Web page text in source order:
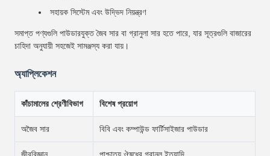
সহায়ক সিস্টেম এবং উদ্ভিদ নিয়ন্ত্রণ
সমাপ্ত পণ্যগুলি পাউডারযুক্ত জৈব সার বা গ্রানুলা সার হতে পারে, যার সূত্রগুলি বাজারের
চাহিদা অনুযায়ী সহজেই সামঞ্জস্য করা যায়।
অ্যাপ্লিকেশন
কাঁচামালের শ্রেণীবিভাগ বিশেষ প্রয়োগ
অজৈব সার বিবি এবং কম্পাউন্ড ফার্টিসাইজার পাউডার